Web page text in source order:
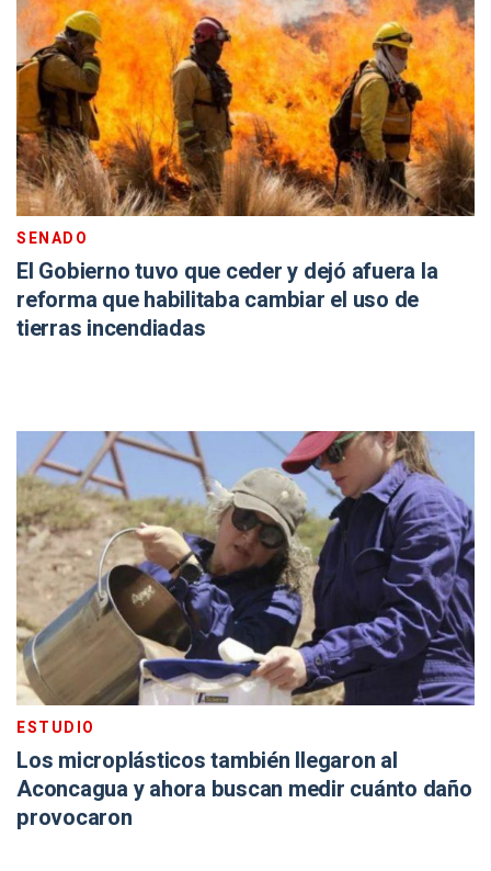
SENADO
El Gobierno tuvo que ceder y dejó afuera la
reforma que habilitaba cambiar el uso de
tierras incendiadas
ESTUDIO
Los microplásticos también llegaron al
Aconcagua y ahora buscan medir cuánto daño
provocaron